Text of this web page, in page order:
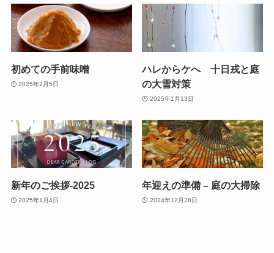
初めての手前味噌
2025年2月5日
ハレからケへ 十日戎と庭
の大雪対策
2025年1月13日
新年のご挨拶-2025
2025年1月4日
年迎えの準備 – 庭の大掃除
2024年12月28日